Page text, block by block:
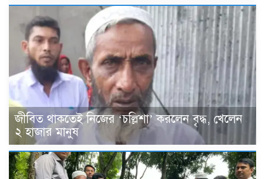
জীবিত থাকতেই নিজের ‘চল্লিশা’ করলেন বৃদ্ধ, খেলেন
২ হাজার মানুষ